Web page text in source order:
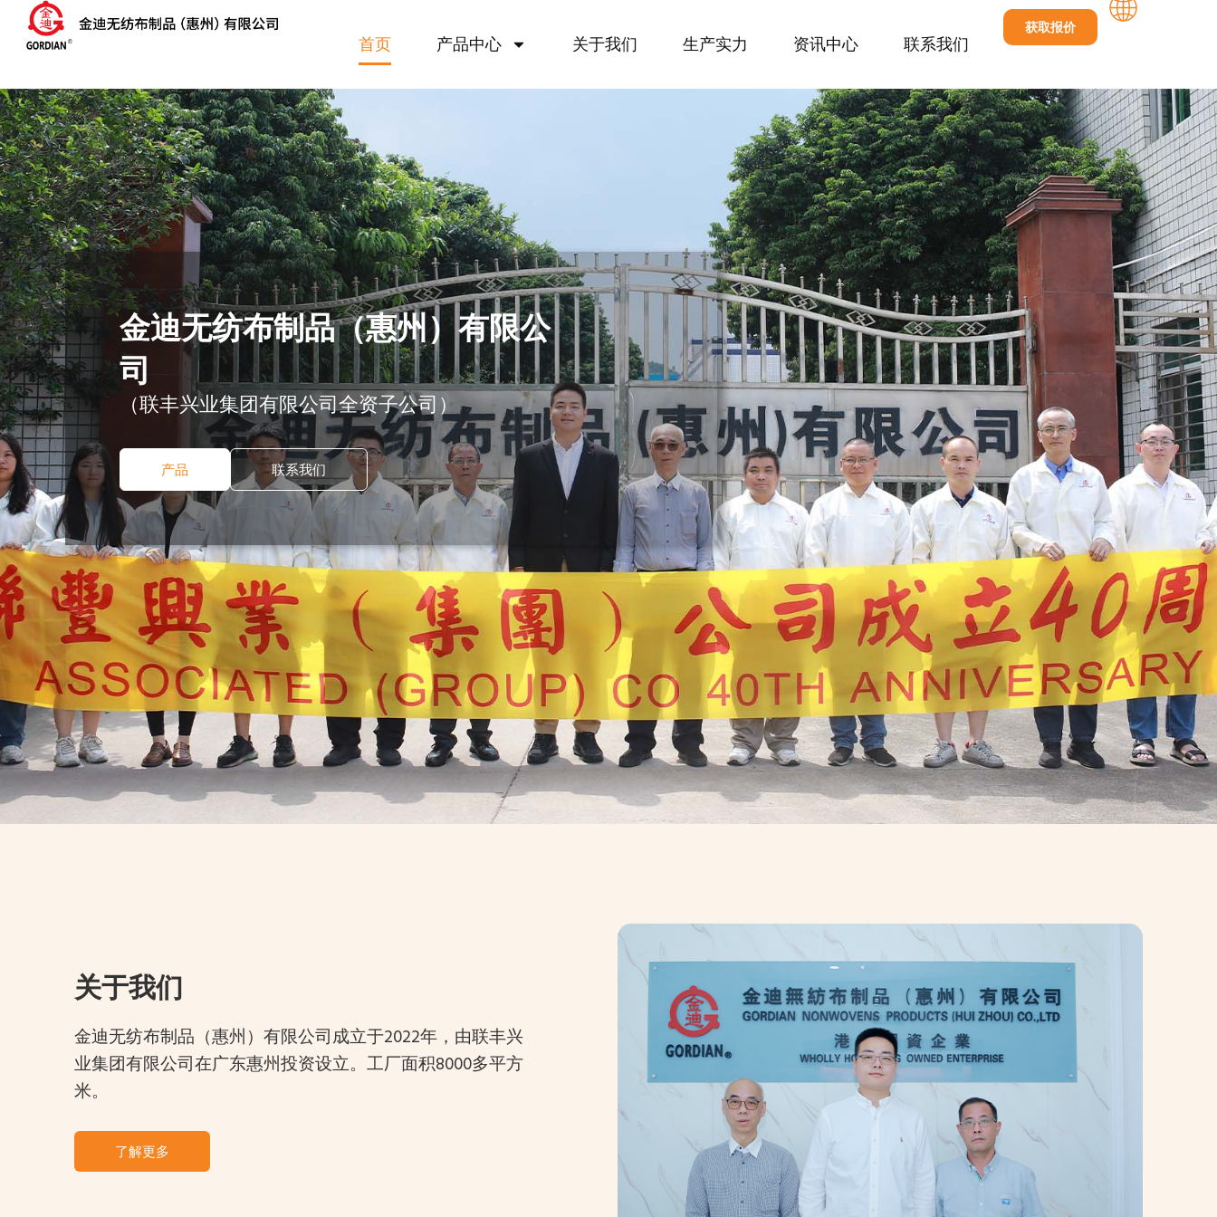
容
首页 产品中心 关于我们 生产实力 资讯中心 联系我们
获取报价
金迪无纺布制品（惠州）有限公
司
（联丰兴业集团有限公司全资子公司）
产品 联系我们
关于我们
金迪无纺布制品（惠州）有限公司成立于2022年，由联丰兴
业集团有限公司在广东惠州投资设立。工厂面积8000多平方
米。
了解更多